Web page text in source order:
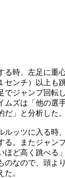
る時、左足に重
センチ）以上も
でジャンプ回転
ムズは「他の選
だ」と分析した。
ルッツに入る時
る。またジャン
ど高く跳べる
のなので、頭よ
。